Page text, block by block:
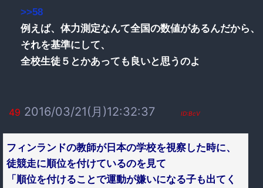
>>58
例えば、体力測定なんて全国の数値があるんだから、
それを基準にして、
全校生徒５とかあっても良いと思うのよ
49 2016/03/21(月)12:32:37 ID:BcV
フィンランドの教師が日本の学校を視察した時に、
徒競走に順位を付けているのを見て
「順位を付けることで運動が嫌いになる子も出てく